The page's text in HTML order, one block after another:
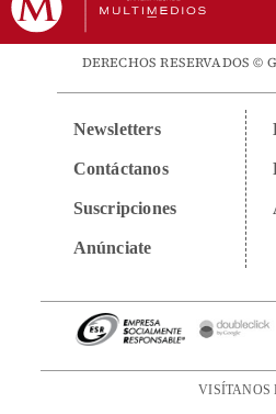
DERECHOS RESERVADOS ©
Newsletters
Contáctanos
Suscripciones
Anúnciate
VISÍTANOS